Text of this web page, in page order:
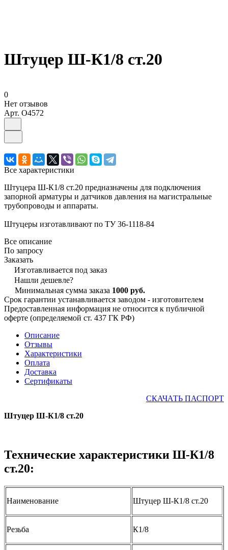
Штуцер Ш-К1/8 ст.20
0
Нет отзывов
Арт. O4572
Все характеристики
Штуцера Ш-К1/8 ст.20 предназначены для подключения
запорной арматуры и датчиков давления на магистральные
трубопроводы и аппараты.
Штуцеры изготавливают по ТУ 36-1118-84
Все описание
По запросу
Заказать
Изготавливается под заказ
Нашли дешевле?
Минимальная сумма заказа 1000 руб.
Срок гарантии устанавливается заводом - изготовителем
Предоставленная информация не относится к публичной
оферте (определяемой ст. 437 ГК РФ)
Описание
Отзывы
Характеристики
Оплата
Доставка
Сертификаты
СКАЧАТЬ ПАСПОРТ
Штуцер Ш-К1/8 ст.20
Технические характеристики Ш-К1/8
ст.20:
Наименование Штуцер Ш-К1/8 ст.20
Резьба К1/8